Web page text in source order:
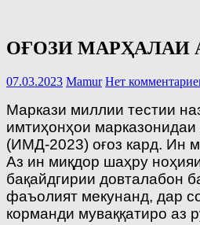
ОҒОЗИ МАРҲАЛАИ
07.03.2023 Mamur Нет
Маркази миллии тестии
имтиҳонҳои
(ИМД-2023) оғоз кард. Ин
Аз ин миқдор шаҳру
бақайдгирии довталабон
фаъолият мекунанд, дар
корманди муваққатиро аз